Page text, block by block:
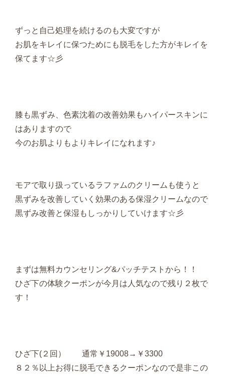
ずっと自己処理を続けるのも大変ですが
お肌をキレイに保つためにも脱毛をした方がキレイを
保てます☆彡
膝も黒ずみ、色素沈着の改善効果もハイパースキンに
はありますので
今のお肌よりもよりキレイになれます♪
モアで取り扱っているラファムのクリームも使うと
黒ずみを改善していく効果のある保湿クリームなので
黒ずみ改善と保湿もしっかりしていけます☆彡
まずは無料カウンセリング&パッチテストから！！
ひざ下の体験クーポンが今月は人気なので残り２枚で
す！
ひざ下(２回） 通常￥19008→￥3300
８２％以上お得に脱毛できるクーポンなので是非この